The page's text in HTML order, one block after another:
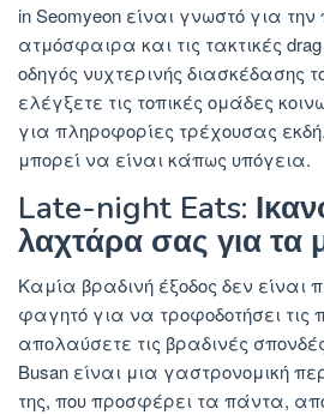
in Seomyeon είναι γνωστό για την
ατμόσφαιρα και τις τακτικές
οδηγός νυχτερινής διασκέδασης
ελέγξετε τις τοπικές ομάδες
για πληροφορίες τρέχουσας
μπορεί να είναι κάπως υπόγεια.
Late-night Eats:
λαχτάρα σας για τα
Καμία βραδινή έξοδος δεν είναι
φαγητό για να τροφοδοτήσει τις
απολαύσετε τις βραδινές
Busan είναι μια γαστρονομική
της, που προσφέρει τα πάντα,